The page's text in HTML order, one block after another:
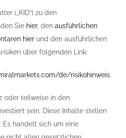
(„KID“) zu den
Sie hier, den ausführlichen
hier und den ausführlichen
über folgenden Link:
de/risikohinweis
oder teilweise in den
sein. Diese Inhalte stellen
Es handelt sich um eine